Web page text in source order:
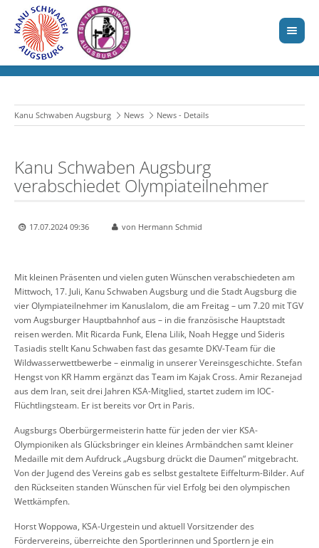
Kanu Schwaben Augsburg News News - Details
Kanu Schwaben Augsburg
verabschiedet Olympiateilnehmer
17.07.2024 09:36 von Hermann Schmid
Mit kleinen Präsenten und vielen guten Wünschen verabschiedeten am
Mittwoch, 17. Juli, Kanu Schwaben Augsburg und die Stadt Augsburg die
vier Olympiateilnehmer im Kanuslalom, die am Freitag – um 7.20 mit TGV
vom Augsburger Hauptbahnhof aus – in die französische Hauptstadt
reisen werden. Mit Ricarda Funk, Elena Lilik, Noah Hegge und Sideris
Tasiadis stellt Kanu Schwaben fast das gesamte DKV-Team für die
Wildwasserwettbewerbe – einmalig in unserer Vereinsgeschichte. Stefan
Hengst von KR Hamm ergänzt das Team im Kajak Cross. Amir Rezanejad
aus dem Iran, seit drei Jahren KSA-Mitglied, startet zudem im IOC-
Flüchtlingsteam. Er ist bereits vor Ort in Paris.
Augsburgs Oberbürgermeisterin hatte für jeden der vier KSA-
Olympioniken als Glücksbringer ein kleines Armbändchen samt kleiner
Medaille mit dem Aufdruck „Augsburg drückt die Daumen“ mitgebracht.
Von der Jugend des Vereins gab es selbst gestaltete Eiffelturm-Bilder. Auf
den Rückseiten standen Wünschen für viel Erfolg bei den olympischen
Wettkämpfen.
Horst Woppowa, KSA-Urgestein und aktuell Vorsitzender des
Fördervereins, überreichte den Sportlerinnen und Sportlern je ein